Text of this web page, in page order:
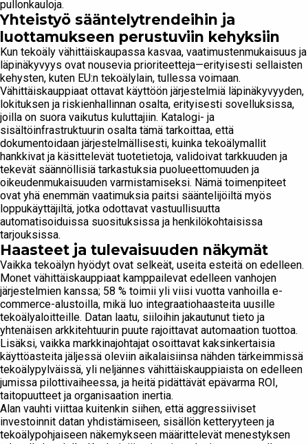
pullonkauloja.
Yhteistyö sääntelytrendeihin ja
luottamukseen perustuviin kehyksiin
Kun tekoäly vähittäiskaupassa kasvaa, vaatimustenmukaisuus ja
läpinäkyvyys ovat nousevia prioriteetteja—erityisesti sellaisten
kehysten, kuten EU:n tekoälylain, tullessa voimaan.
Vähittäiskauppiaat ottavat käyttöön järjestelmiä läpinäkyvyyden,
lokituksen ja riskienhallinnan osalta, erityisesti sovelluksissa,
joilla on suora vaikutus kuluttajiin. Katalogi- ja
sisältöinfrastruktuurin osalta tämä tarkoittaa, että
dokumentoidaan järjestelmällisesti, kuinka tekoälymallit
hankkivat ja käsittelevät tuotetietoja, validoivat tarkkuuden ja
tekevät säännöllisiä tarkastuksia puolueettomuuden ja
oikeudenmukaisuuden varmistamiseksi. Nämä toimenpiteet
ovat yhä enemmän vaatimuksia paitsi sääntelijöiltä myös
loppukäyttäjiltä, jotka odottavat vastuullisuutta
automatisoiduissa suosituksissa ja henkilökohtaisissa
tarjouksissa.
Haasteet ja tulevaisuuden näkymät
Vaikka tekoälyn hyödyt ovat selkeät, useita esteitä on edelleen.
Monet vähittäiskauppiaat kamppailevat edelleen vanhojen
järjestelmien kanssa; 58 % toimii yli viisi vuotta vanhoilla e-
commerce-alustoilla, mikä luo integraatiohaasteita uusille
tekoälyaloitteille. Datan laatu, siiloihin jakautunut tieto ja
yhtenäisen arkkitehtuurin puute rajoittavat automaation tuottoa.
Lisäksi, vaikka markkinajohtajat osoittavat kaksinkertaisia ​​
käyttöasteita jäljessä oleviin aikalaisiinsa nähden tärkeimmissä
tekoälypylväissä, yli neljännes vähittäiskauppiaista on edelleen
jumissa pilottivaiheessa, ja heitä pidättävät epävarma ROI,
taitopuutteet ja organisaation inertia.
Alan vauhti viittaa kuitenkin siihen, että aggressiiviset
investoinnit datan yhdistämiseen, sisällön ketteryyteen ja
tekoälypohjaiseen näkemykseen määrittelevät menestyksen